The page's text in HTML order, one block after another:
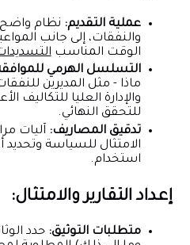
عملية التقديم: نظام واضح
والنفقات، إلى جانب
الوقت المناسب
التسلسل الهرمي
ماذا - مثل المديرين
والإدارة العليا للتكاليف
للتحقق النهائي.
تدقيق المصاريف: آليات
الامتثال للسياسة
استخدام.
إعداد التقارير والامتثال:
متطلبات التوثيق: حدد